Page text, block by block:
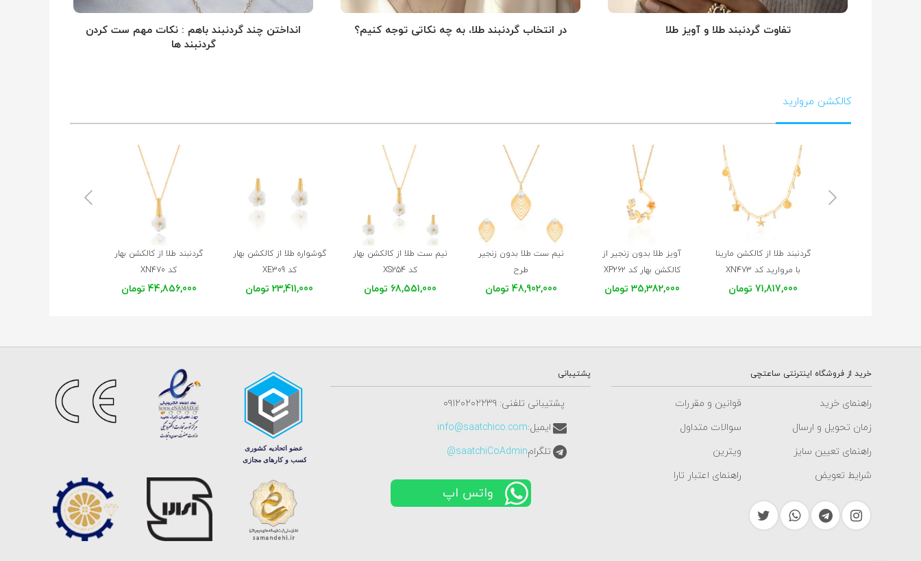
تفاوت گردنبند طلا و آویز طلا در انتخاب گردنبند طلا‌، به چه نکاتی توجه کنیم؟
انداختن چند گردنبند باهم : نکات مهم ست کردن
گردنبند ها
کالکشن مروارید
گردنبند طلا از کالکشن مارینا
با مروارید کد XN473
71,817,000 تومان
آویز طلا بدون زنجیر از
کالکشن بهار کد XP262
35,382,000 تومان
نیم ست طلا بدون زنجیر
طرح
برگ و مروارید کد XS255
48,902,000 تومان
نیم ست طلا از کالکشن بهار
کد XS254
68,551,000 تومان
گوشواره طلا از کالکشن بهار
کد XE309
23,411,000 تومان
گردنبند طلا از کالکشن بهار
کد XN470
44,856,000 تومان
خرید از فروشگاه اینترنتی ساعتچی
راهنمای خرید
قوانین و مقررات
زمان تحویل و ارسال
سوالات متداول
راهنمای تعیین سایز
ویترین
شرایط تعویض
راهنمای اعتبار تارا
پشتیبانی
پشتیبانی تلفنی: ٠٩١٢٠٢٠٢٢٣٩
ایمیل:info@saatchico.com
تلگرامsaatchiCoAdmin@
واتس اپ